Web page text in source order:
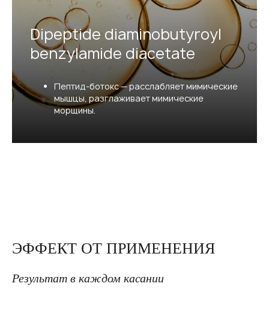
Dipeptide diaminobutyroyl
benzylamide diacetate
Пептид-ботокс — расслабляет мимические
мышцы, разглаживает мимические
морщины.
ЭФФЕКТ ОТ ПРИМЕНЕНИЯ
Результат в каждом касании